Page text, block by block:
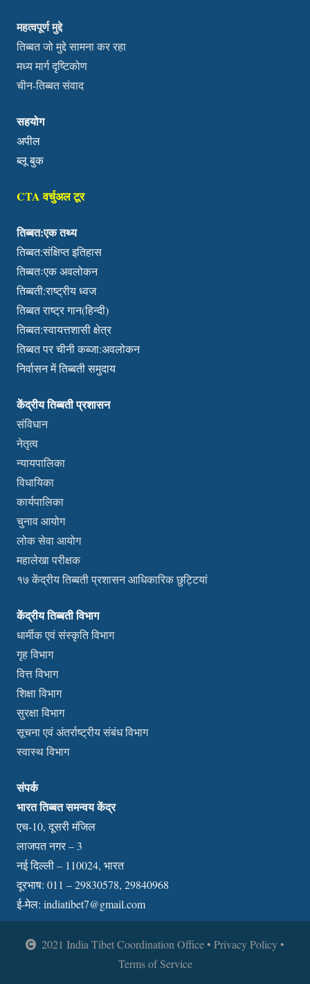
महत्वपूर्ण मुद्दे
तिब्बत जो मुद्दे सामना कर रहा
मध्य मार्ग दृष्टिकोण
चीन-तिब्बत संवाद
सहयोग
अपील
ब्लू बुक
CTA वर्चुअल टूर
तिब्बत:एक तथ्य
तिब्बत:संक्षिप्त इतिहास
तिब्बतःएक अवलोकन
तिब्बती:राष्ट्रीय ध्वज
तिब्बत राष्ट्र गान(हिन्दी)
तिब्बत:स्वायत्तशासी क्षेत्र
तिब्बत पर चीनी कब्जा:अवलोकन
निर्वासन में तिब्बती समुदाय
केंद्रीय तिब्बती प्रशासन
संविधान
नेतृत्व
न्यायपालिका
विधायिका
कार्यपालिका
चुनाव आयोग
लोक सेवा आयोग
महालेखा परीक्षक
१७ केंद्रीय तिब्बती प्रशासन आधिकारिक छुट्टियां
केंद्रीय तिब्बती विभाग
धार्मीक एवं संस्कृति विभाग
गृह विभाग
वित्त विभाग
शिक्षा विभाग
सुरक्षा विभाग
सूचना एवं अंतर्राष्ट्रीय संबंध विभाग
स्वास्थ विभाग
संपर्क
भारत तिब्बत समन्वय केंद्र
एच-10, दूसरी मंजिल
लाजपत नगर – 3
नई दिल्ली – 110024, भारत
दूरभाष: 011 – 29830578, 29840968
ई-मेल: indiatibet7@gmail.com
2021 India Tibet Coordination Office • Privacy Policy •
Terms of Service